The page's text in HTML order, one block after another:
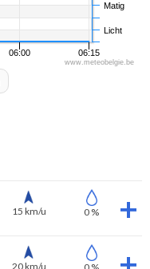
06:00 06:15
Licht
Matig
www.meteobelgie.be
15 km/u 0 %
20 km/u